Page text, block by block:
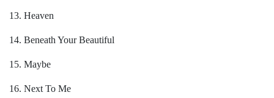
13. Heaven
14. Beneath Your Beautiful
15. Maybe
16. Next To Me